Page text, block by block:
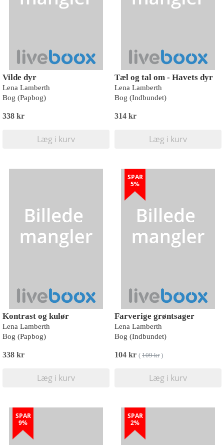
Vilde dyr
Lena Lamberth
Bog (Papbog)
338 kr
Læg i kurv
Tæl og tal om - Havets dyr
Lena Lamberth
Bog (Indbundet)
314 kr
Læg i kurv
Kontrast og kulør
Lena Lamberth
Bog (Papbog)
338 kr
Læg i kurv
SPAR
5%
Farverige grøntsager
Lena Lamberth
Bog (Indbundet)
104 kr ( 109 kr)
Læg i kurv
SPAR
9%
SPAR
2%